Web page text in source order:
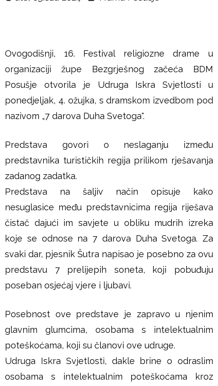
e
Ovogodišnji, 16. Festival religiozne drame u
organizaciji župe Bezgrješnog začeća BDM
Posušje otvorila je Udruga Iskra Svjetlosti u
ponedjeljak, 4. ožujka, s dramskom izvedbom pod
nazivom „7 darova Duha Svetoga".
Predstava govori o neslaganju između
predstavnika turističkih regija prilikom rješavanja
zadanog zadatka.
Predstava na šaljiv način opisuje kako
nesuglasice među predstavnicima regija riješava
čistač dajući im savjete u obliku mudrih izreka
koje se odnose na 7 darova Duha Svetoga. Za
svaki dar, pjesnik Šutra napisao je posebno za ovu
predstavu 7 prelijepih soneta, koji pobuđuju
poseban osjećaj vjere i ljubavi.
Posebnost ove predstave je zapravo u njenim
glavnim glumcima, osobama s intelektualnim
poteškoćama, koji su članovi ove udruge.
Udruga Iskra Svjetlosti, dakle brine o odraslim
osobama s intelektualnim poteškoćama kroz